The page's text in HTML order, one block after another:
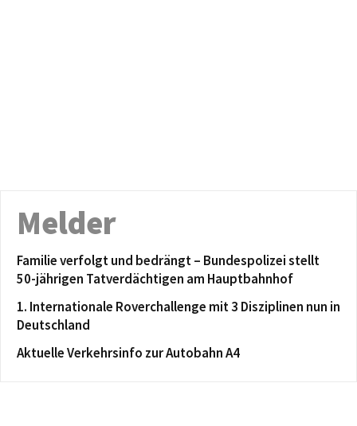
Melder
Familie verfolgt und bedrängt – Bundespolizei stellt
50-jährigen Tatverdächtigen am Hauptbahnhof
1. Internationale Roverchallenge mit 3 Disziplinen nun in
Deutschland
Aktuelle Verkehrsinfo zur Autobahn A4